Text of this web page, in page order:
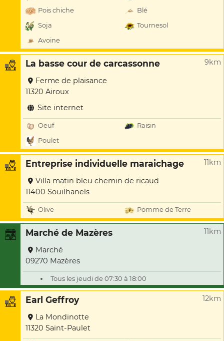
Pois chiche
Blé
Soja
Tournesol
Avoine
La basse cour de carcassonne 9km
Ferme de plaisance
11320 Airoux
Site internet
Oeuf
Raisin
Poulet
Entreprise individuelle maraichage 11km
Villa matin bleu chemin de ricaud
11400 Souilhanels
Olive Pomme de Terre
Marché de Mazères 11km
Marché
09270 Mazères
Tous les jeudi de 07:30 à 18:00
Earl Geffroy 12km
La Mondinotte
11320 Saint-Paulet